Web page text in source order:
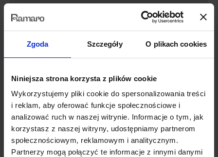
Zgoda Szczegóły O plikach cookies
Niniejsza strona korzysta z plików cookie
Wykorzystujemy pliki cookie do spersonalizowania treści
i reklam, aby oferować funkcje społecznościowe i
analizować ruch w naszej witrynie. Informacje o tym, jak
korzystasz z naszej witryny, udostępniamy partnerom
społecznościowym, reklamowym i analitycznym.
Partnerzy mogą połączyć te informacje z innymi danymi